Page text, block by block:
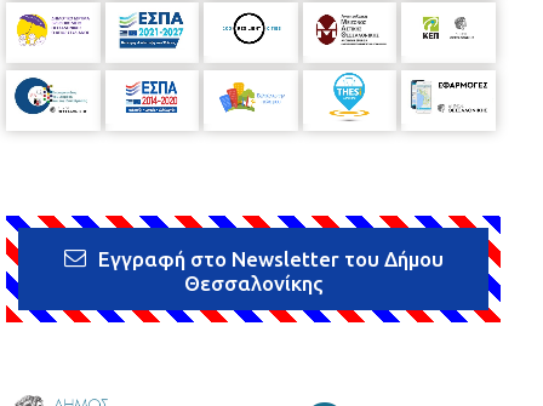
Εγγραφή στο Newsletter του Δήμου
Θεσσαλονίκης